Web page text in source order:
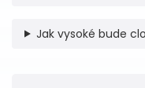
Jak vysoké bude